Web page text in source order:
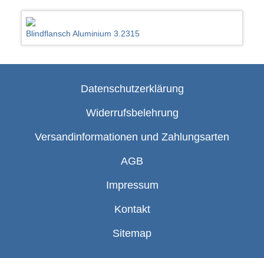
Blindflansch Aluminium 3.2315
Datenschutzerklärung
Widerrufsbelehrung
Versandinformationen und Zahlungsarten
AGB
Impressum
Kontakt
Sitemap